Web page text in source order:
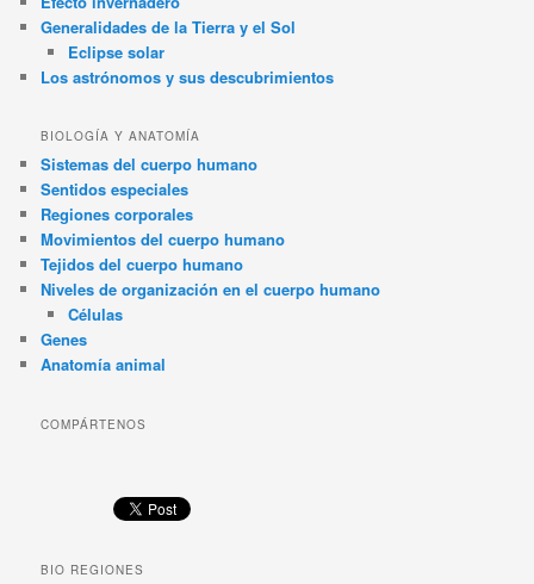
Generalidades de la Tierra y el Sol
Eclipse solar
Los astrónomos y sus descubrimientos
BIOLOGÍA Y ANATOMÍA
Sistemas del cuerpo humano
Sentidos especiales
Regiones corporales
Movimientos del cuerpo humano
Tejidos del cuerpo humano
Niveles de organización en el cuerpo humano
Células
Genes
Anatomía animal
COMPÁRTENOS
BIO REGIONES